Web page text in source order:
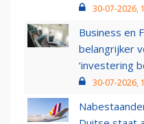
30-07-2026,
Business en
belangrijker
‘investering
30-07-2026,